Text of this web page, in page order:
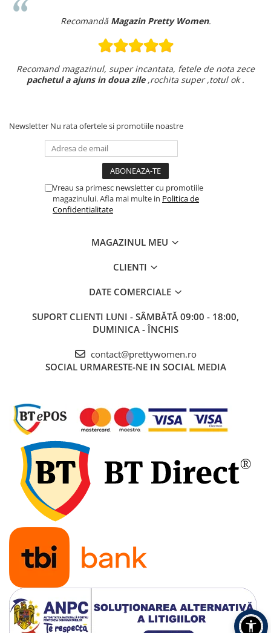
Recomandă Magazin Pretty Women.
Recomand magazinul, super incantata, fetele de nota zece
pachetul a ajuns in doua zile,rochita super ,totul ok .
Newsletter Nu rata ofertele si promotiile noastre
Vreau sa primesc newsletter cu promotiile
magazinului. Afla mai multe in Politica de
Confidentialitate
MAGAZINUL MEU
CLIENTI
DATE COMERCIALE
SUPORT CLIENTI LUNI - SÂMBĂTĂ 09:00 - 18:00,
DUMINICA - ÎNCHIS
contact@prettywomen.ro
SOCIAL URMARESTE-NE IN SOCIAL MEDIA